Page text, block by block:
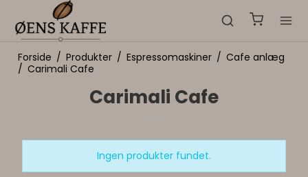
Forside / Produkter / Espressomaskiner / Cafe anlæg
/ Carimali Cafe
Carimali Cafe
Ingen produkter fundet.